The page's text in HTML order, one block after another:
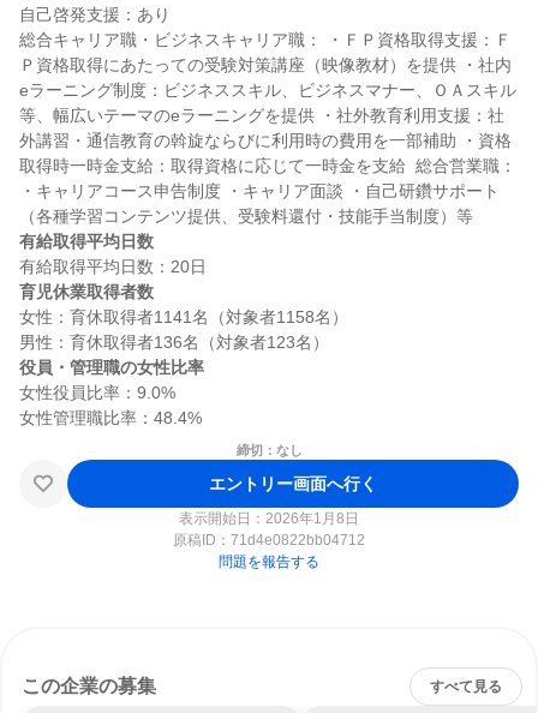
自己啓発支援：あり
総合キャリア職・ビジネスキャリア職： ・ＦＰ資格取得支援：Ｆ
Ｐ資格取得にあたっての受験対策講座（映像教材）を提供 ・社内
eラーニング制度：ビジネススキル、ビジネスマナー、ＯＡスキル
等、幅広いテーマのeラーニングを提供 ・社外教育利用支援：社
外講習・通信教育の斡旋ならびに利用時の費用を一部補助 ・資格
取得時一時金支給：取得資格に応じて一時金を支給  総合営業職：
・キャリアコース申告制度 ・キャリア面談 ・自己研鑽サポート
有給取得平均日数
育児休業取得者数
女性：育休取得者1141名（対象者1158名）
役員・管理職の女性比率
女性役員比率：9.0%
締切：なし
エントリー画面へ行く
表示開始日：2026年1月8日
原稿ID： 71d4e0822bb04712
問題を報告する
この企業の募集 すべて見る